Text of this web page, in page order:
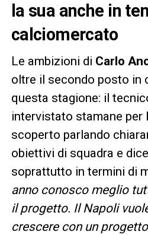
la sua anche in
calciomercato
Le ambizioni di Carlo
oltre il secondo posto in
questa stagione: il
intervistato stamane per
scoperto parlando
obiettivi di squadra e
soprattutto in termini di
anno conosco meglio
il progetto. Il Napoli
crescere con un